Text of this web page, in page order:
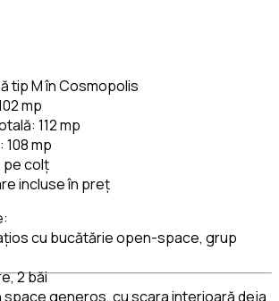
tip M în Cosmopolis
mp
112 mp
mp
pe colț
incluse în preț
cu bucătărie open-space, grup
2 băi
generos, cu scara interioară deja